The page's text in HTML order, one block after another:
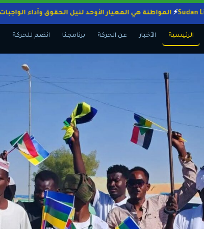
المواطنة هي المعيار الأوحد لنيل الحقوق وأداء
الرئيسية الأخبار عن الحركة برنامجنا انضم للحركة